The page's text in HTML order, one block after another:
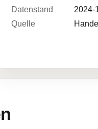
Datenstand
2024-
Quelle